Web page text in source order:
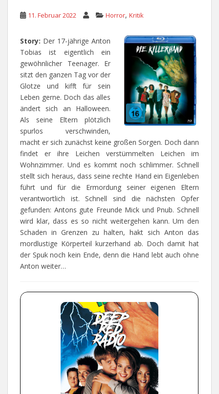
11. Februar 2022 Horror, Kritik
Story: Der 17-jährige Anton
Tobias ist eigentlich ein
gewöhnlicher Teenager. Er
sitzt den ganzen Tag vor der
Glotze und kifft für sein
Leben gerne. Doch das alles
ändert sich an Halloween.
Als seine Eltern plötzlich
spurlos verschwinden,
macht er sich zunächst keine großen Sorgen. Doch dann
findet er ihre Leichen verstümmelten Leichen im
Wohnzimmer. Und es kommt noch schlimmer. Schnell
stellt sich heraus, dass seine rechte Hand ein Eigenleben
führt und für die Ermordung seiner eigenen Eltern
verantwortlich ist. Schnell sind die nächsten Opfer
gefunden: Antons gute Freunde Mick und Pnub. Schnell
wird klar, dass es so nicht weitergehen kann. Um den
Schaden in Grenzen zu halten, hakt sich Anton das
mordlustige Körperteil kurzerhand ab. Doch damit hat
der Spuk noch kein Ende, denn die Hand lebt auch ohne
Anton weiter…